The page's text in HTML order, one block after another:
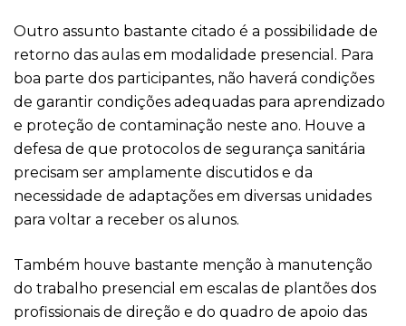
Outro assunto bastante citado é a possibilidade de
retorno das aulas em modalidade presencial. Para
boa parte dos participantes, não haverá condições
de garantir condições adequadas para aprendizado
e proteção de contaminação neste ano. Houve a
defesa de que protocolos de segurança sanitária
precisam ser amplamente discutidos e da
necessidade de adaptações em diversas unidades
para voltar a receber os alunos.
Também houve bastante menção à manutenção
do trabalho presencial em escalas de plantões dos
profissionais de direção e do quadro de apoio das